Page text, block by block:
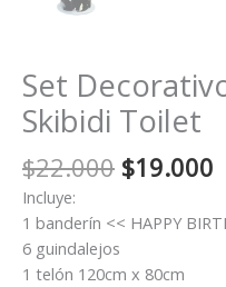
Set
Skibidi Toilet
$22.000 El
original
$22.000.
$19.000
Incluye:
1 banderín << HAPPY
6 guindalejos
1 telón 120cm x 80cm